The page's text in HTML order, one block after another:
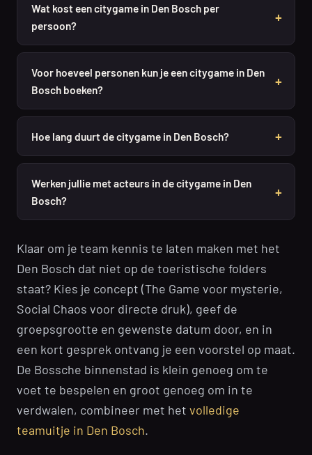
Wat kost een citygame in Den Bosch per
persoon?
Voor hoeveel personen kun je een citygame in Den
Bosch boeken?
Hoe lang duurt de citygame in Den Bosch?
Werken jullie met acteurs in de citygame in Den
Bosch?
Klaar om je team kennis te laten maken met het
Den Bosch dat niet op de toeristische folders
staat? Kies je concept (The Game voor mysterie,
Social Chaos voor directe druk), geef de
groepsgrootte en gewenste datum door, en in
een kort gesprek ontvang je een voorstel op maat.
De Bossche binnenstad is klein genoeg om te
voet te bespelen en groot genoeg om in te
verdwalen, combineer met het volledige
teamuitje in Den Bosch.